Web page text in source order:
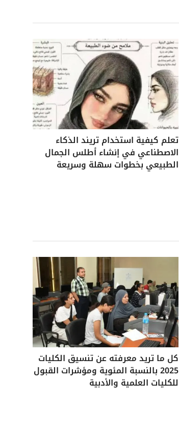
تعلم كيفية استخدام تريند الذكاء
الاصطناعي في إنشاء أطلس الجمال
الطبيعي بخطوات سهلة وسريعة
كل ما تريد معرفته عن تنسيق الكليات
2025 بالنسبة المئوية ومؤشرات القبول
للكليات العلمية والأدبية